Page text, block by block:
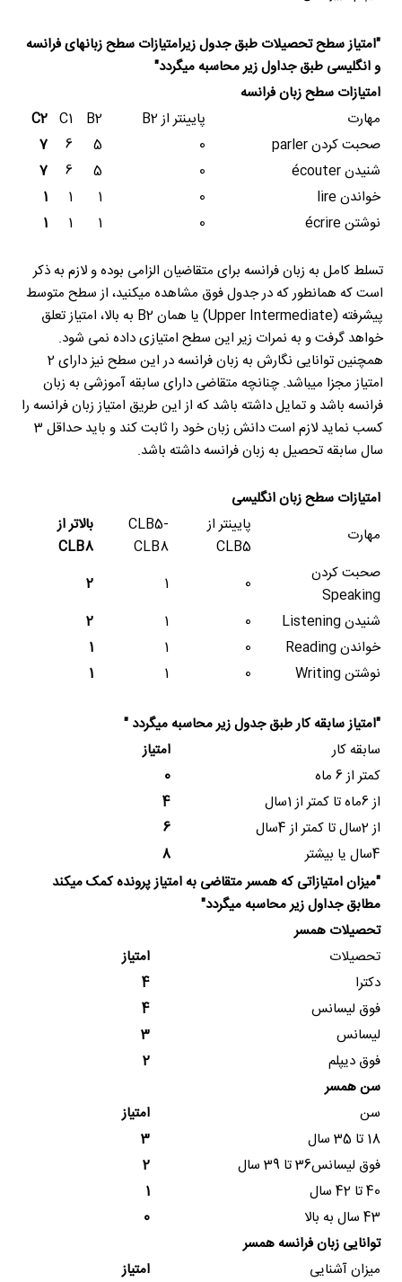
"امتیاز سطح تحصیلات طبق جدول زیرامتیازات سطح زبانهای فرانسه
و انگلیسی طبق جداول زیر محاسبه میگردد"
امتیازات سطح زبان فرانسه
C2 C1 B2 پایینتر از B2
مهارت
7
6 5 0 صحبت کردنparler
7
6 5 0 شنیدنécouter
1
1 1 0 خواندن lire
1
1 1 0 نوشتن écrire
تسلط كامل به زبان فرانسه برای متقاضیان الزامی بوده و لازم به ذکر
است که همانطور که در جدول فوق مشاهده میکنید، از سطح متوسط
پیشرفته (Upper Intermediate) یا همان B2 به بالا، امتیاز تعلق
خواهد گرفت و به نمرات زیر این سطح امتیازی داده نمی شود.
همچنین توانایی نگارش به زبان فرانسه در این سطح نیز دارای 2
امتیاز مجزا میباشد. چنانچه متقاضی دارای سابقه آموزشی به زبان
فرانسه باشد و تمایل داشته باشد که از این طریق امتیاز زبان فرانسه را
کسب نماید لازم است دانش زبان خود را ثابت كند و باید حداقل 3
سال سابقه تحصیل به زبان فرانسه داشته باشد.
امتیازات سطح زبان انگلیسی
بالاتر از
CLB8
CLB5-
CLB8
پایینتر از
CLB5
مهارت
2 1 0
صحبت کردن
Speaking
2
1 0 شنیدنListening
1
1 0 خواندنReading
1
1 0 نوشتنWriting
"امتیاز سابقه کار طبق جدول زیر محاسبه میگردد "
امتیاز
سابقه کار
0
کمتر از 6 ماه
4
از 6ماه تا کمتر از 1سال
6
از 2سال تا کمتر از 4سال
8
4سال یا بیشتر
"میزان امتیازاتی که همسر متقاضی به امتیاز پرونده کمک میکند
مطابق جداول زیر محاسبه میگردد"
تحصیلات همسر
امتیاز
تحصیلات
4
دکترا
4
فوق لیسانس
3
لیسانس
2
فوق دیپلم
سن همسر
امتیاز
سن
3
18 تا 35 سال
2
فوق لیسانس36 تا 39 سال
1
40 تا 42 سال
0
43 سال به بالا
توانایی زبان فرانسه همسر
امتیاز
میزان آشنایی